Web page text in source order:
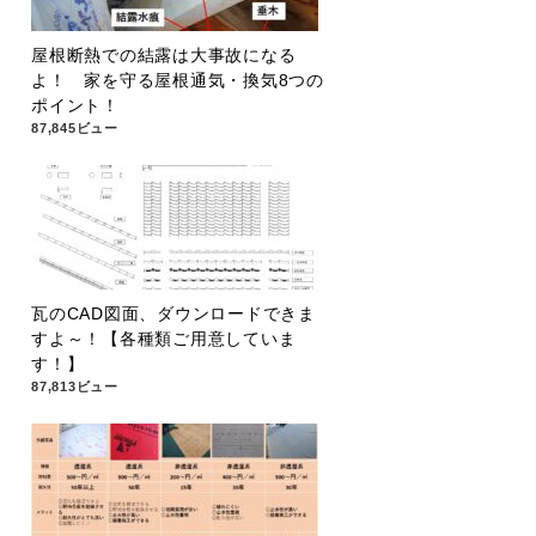
屋根断熱での結露は大事故になる
よ！ 家を守る屋根通気・換気8つの
ポイント！
87,845ビュー
瓦のCAD図面、ダウンロードできま
すよ～！【各種類ご用意していま
す！】
87,813ビュー